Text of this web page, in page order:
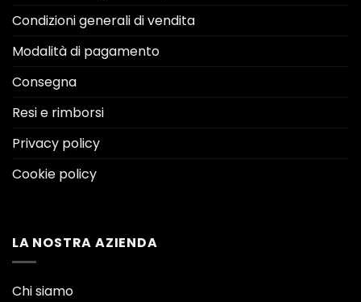
Condizioni generali di vendita
Modalità di pagamento
Consegna
Resi e rimborsi
Privacy policy
Cookie policy
LA NOSTRA AZIENDA
Chi siamo